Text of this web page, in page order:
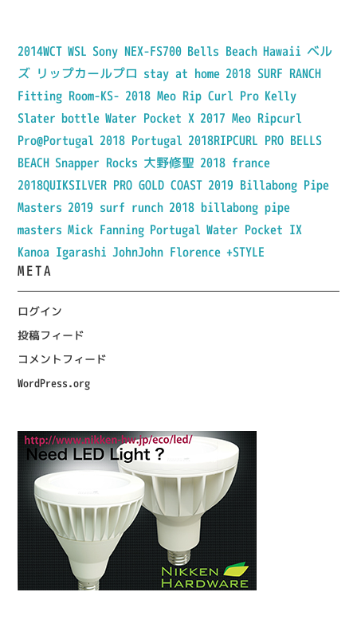
2014WCT WSL Sony NEX-FS700 Bells Beach Hawaii ベル
ズ リップカールプロ stay at home 2018 SURF RANCH
Fitting Room-KS- 2018 Meo Rip Curl Pro Kelly
Slater bottle Water Pocket X 2017 Meo Ripcurl
Pro@Portugal 2018 Portugal 2018RIPCURL PRO BELLS
BEACH Snapper Rocks 大野修聖 2018 france
2018QUIKSILVER PRO GOLD COAST 2019 Billabong Pipe
Masters 2019 surf runch 2018 billabong pipe
masters Mick Fanning Portugal Water Pocket IX
Kanoa Igarashi JohnJohn Florence +STYLE
META
ログイン
投稿フィード
コメントフィード
WordPress.org